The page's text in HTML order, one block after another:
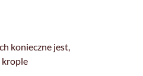
konieczne jest,
krople